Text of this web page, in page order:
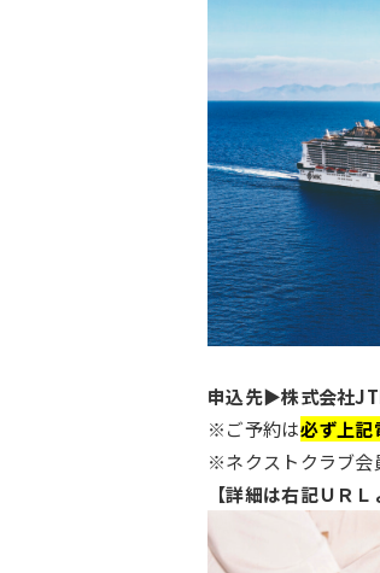
申込先▶株式会社
※ご予約は必ず上記
※ネクストクラブ会
【詳細は右記ＵＲ